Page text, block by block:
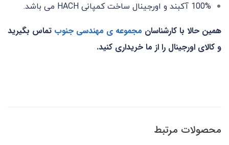
100% آکبند و اورجینال ساخت کمپانی HACH می باشد.
همین حالا با کارشناسان مجموعه ی مهندسی جنوب تماس بگیرید
و کالای اورجینال را از ما خریداری کنید.
محصولات مرتبط